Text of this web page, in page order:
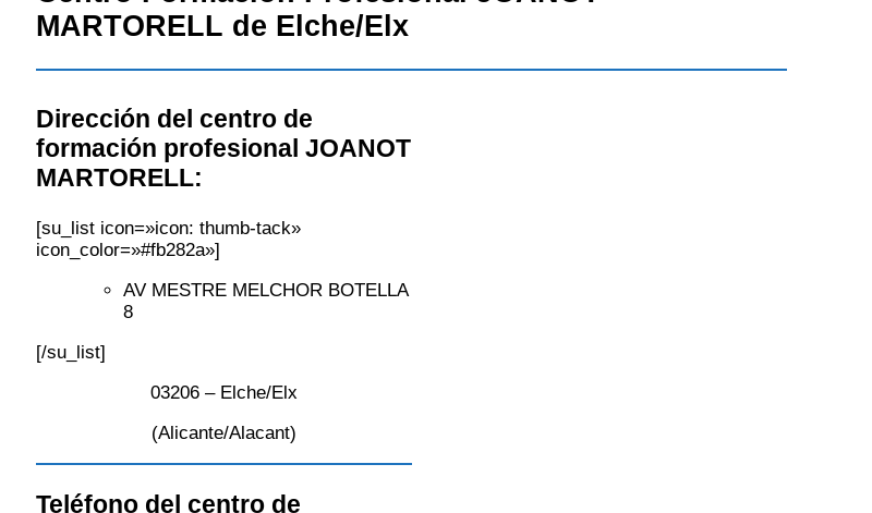
MARTORELL de Elche/Elx
Dirección del centro de
formación profesional JOANOT
MARTORELL:
[su_list icon=»icon: thumb-tack»
icon_color=»#fb282a»]
AV MESTRE MELCHOR BOTELLA
8
[/su_list]
03206 – Elche/Elx
(Alicante/Alacant)
Teléfono del centro de